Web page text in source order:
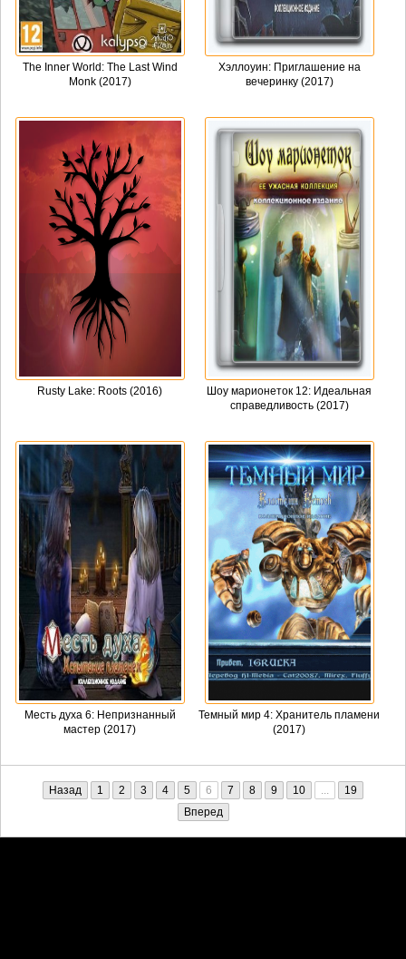
The Inner World: The Last Wind
Monk (2017)
Хэллоуин: Приглашение на
вечеринку (2017)
Rusty Lake: Roots (2016)
Шоу марионеток 12: Идеальная
справедливость (2017)
Месть духа 6: Непризнанный
мастер (2017)
Темный мир 4: Хранитель пламени
(2017)
Назад 1 2 3 4 5 6 7 8 9 10 ...
19
Вперед